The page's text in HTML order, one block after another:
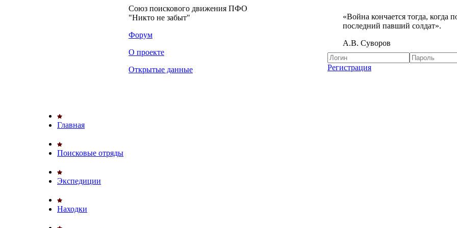
Союз поискового движения ПФО
"Никто не забыт"
Форум
О проекте
Открытые данные
«Война кончается тогда, когда
последний павший солдат».
А.В. Суворов
Регистрация
Главная
Поисковые отряды
Экспедиции
Находки